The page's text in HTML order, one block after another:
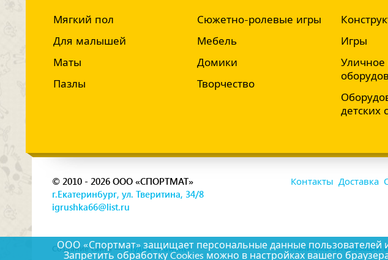
Мягкий пол
Для малышей
Маты
Пазлы
Сюжетно-ролевые игры
Мебель
Домики
Творчество
Игры
Уличное
детских
© 2010 - 2026 ООО «СПОРТМАТ»
г.Екатеринбург, ул. Тверитина, 34/8
igrushka66@list.ru
Контакты Доставка
Создание сайта —Студия «Adwant» Политика организации
ООО «Спортмат» защищает персональные данные пользователей
Запретить обработку Cookies можно в настройках вашего